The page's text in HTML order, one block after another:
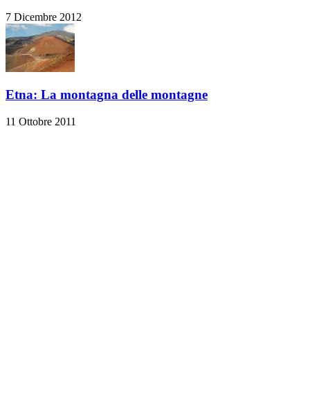
7 Dicembre 2012
Etna: La montagna delle montagne
11 Ottobre 2011